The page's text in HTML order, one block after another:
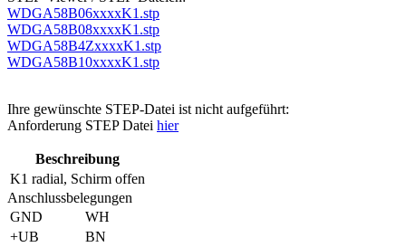
WDGA58B06xxxxK1.stp
WDGA58B08xxxxK1.stp
WDGA58B4ZxxxxK1.stp
WDGA58B10xxxxK1.stp
Ihre gewünschte STEP-Datei ist nicht aufgeführt:
Anforderung STEP Datei hier
Beschreibung
K1 radial, Schirm offen
Anschlussbelegungen
GND
WH
+UB
BN